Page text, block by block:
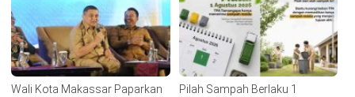
Wali Kota Makassar Paparkan
Pilah Sampah Berlaku 1